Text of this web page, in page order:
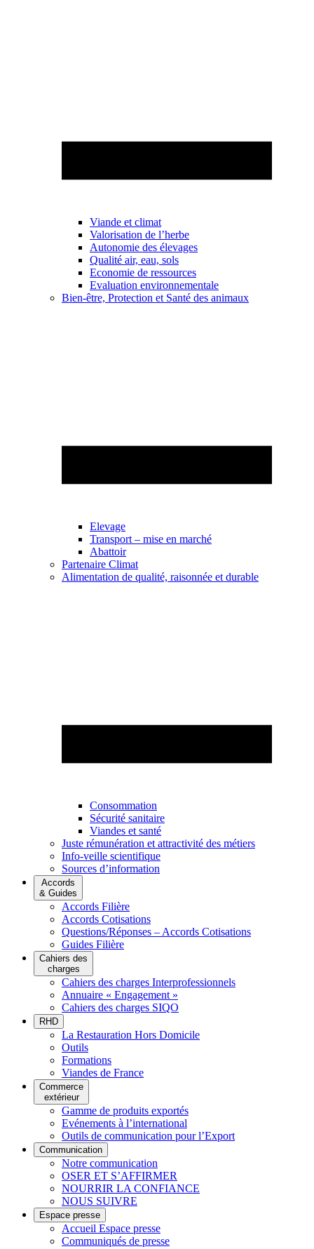
Viande et climat
Valorisation de l’herbe
Autonomie des élevages
Qualité air, eau, sols
Economie de ressources
Evaluation environnementale
Bien-être, Protection et Santé des animaux
Elevage
Transport – mise en marché
Abattoir
Partenaire Climat
Alimentation de qualité, raisonnée et durable
Consommation
Sécurité sanitaire
Viandes et santé
Juste rémunération et attractivité des métiers
Info-veille scientifique
Sources d’information
Accords
& Guides
Accords Filière
Accords Cotisations
Questions/Réponses – Accords Cotisations
Guides Filière
Cahiers des
charges
Cahiers des charges Interprofessionnels
Annuaire « Engagement »
Cahiers des charges SIQO
RHD
La Restauration Hors Domicile
Outils
Formations
Viandes de France
Commerce
extérieur
Gamme de produits exportés
Evénements à l’international
Outils de communication pour l’Export
Communication
Notre communication
OSER ET S’AFFIRMER
NOURRIR LA CONFIANCE
NOUS SUIVRE
Espace presse
Accueil Espace presse
Communiqués de presse